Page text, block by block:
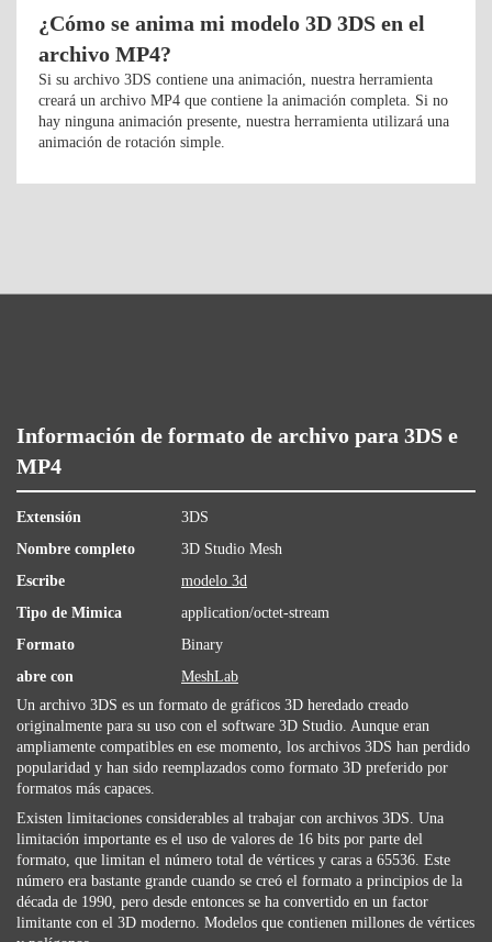
¿Cómo se anima mi modelo 3D 3DS en el
archivo MP4?
Si su archivo 3DS contiene una animación, nuestra herramienta
creará un archivo MP4 que contiene la animación completa. Si no
hay ninguna animación presente, nuestra herramienta utilizará una
animación de rotación simple.
Información de formato de archivo para 3DS e
MP4
Extensión
3DS
Nombre completo
3D Studio Mesh
Escribe
modelo 3d
Tipo de Mimica
application/octet-stream
Formato
Binary
abre con
MeshLab
Un archivo 3DS es un formato de gráficos 3D heredado creado
originalmente para su uso con el software 3D Studio. Aunque eran
ampliamente compatibles en ese momento, los archivos 3DS han perdido
popularidad y han sido reemplazados como formato 3D preferido por
formatos más capaces.
Existen limitaciones considerables al trabajar con archivos 3DS. Una
limitación importante es el uso de valores de 16 bits por parte del
formato, que limitan el número total de vértices y caras a 65536. Este
número era bastante grande cuando se creó el formato a principios de la
década de 1990, pero desde entonces se ha convertido en un factor
limitante con el 3D moderno. Modelos que contienen millones de vértices